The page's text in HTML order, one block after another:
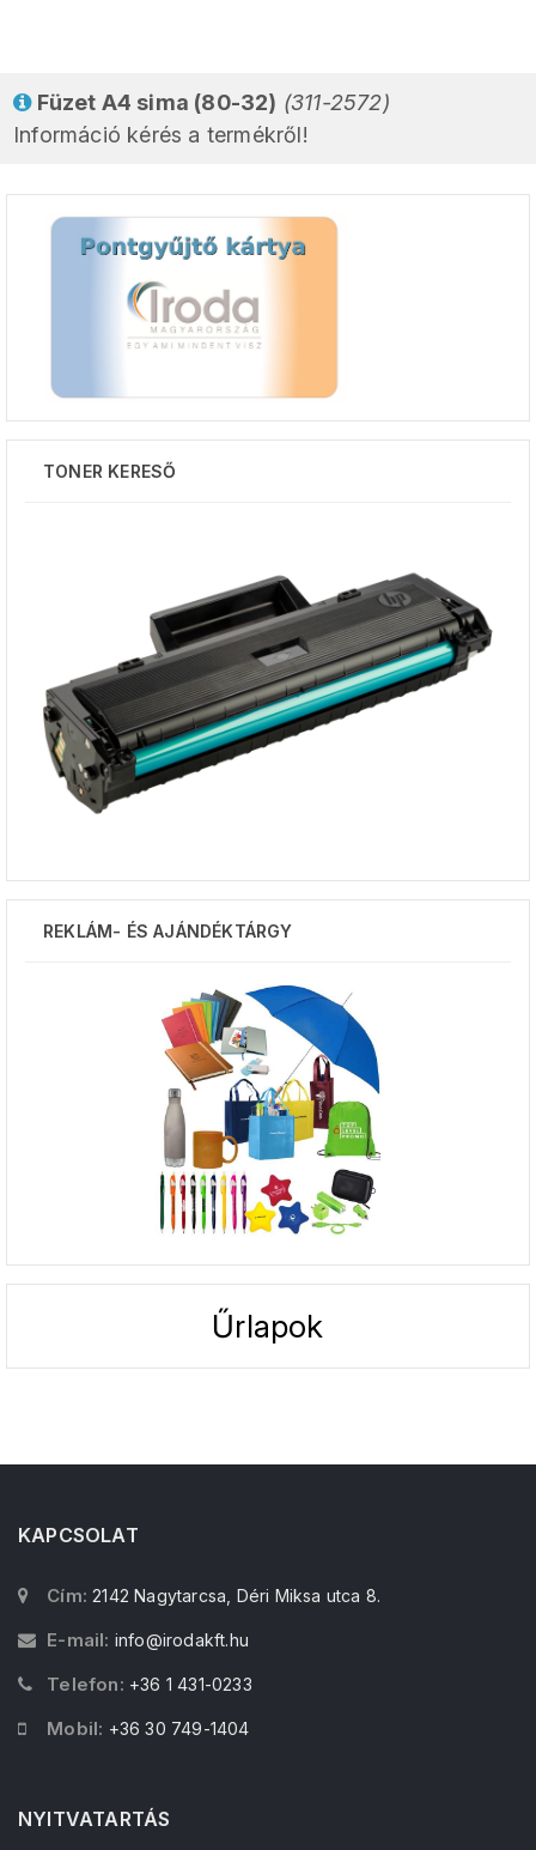
Füzet A4 sima (80-32) (311-2572)
Információ kérés a termékről!
TONER KERESŐ
REKLÁM- ÉS AJÁNDÉKTÁRGY
Űrlapok
KAPCSOLAT
Cím: 2142 Nagytarcsa, Déri Miksa utca 8.
E-mail: info@irodakft.hu
Telefon: +36 1 431-0233
Mobil: +36 30 749-1404
NYITVATARTÁS